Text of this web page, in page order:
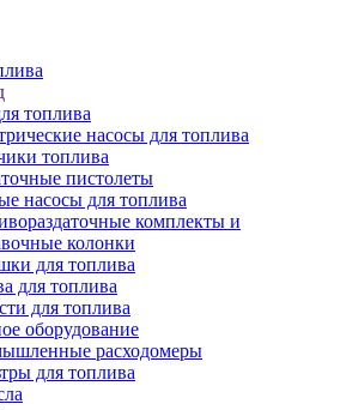
топлива
насосы для топлива
топлива
пистолеты
насосы для топлива
комплекты и
колонки
для топлива
для топлива
для топлива
оборудование
расходомеры
для топлива